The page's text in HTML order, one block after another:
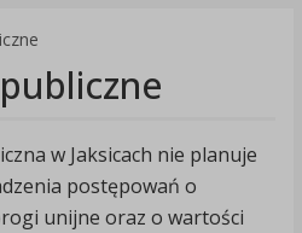
w Jaksicach nie planuje
postępowań o
unijne oraz o wartości